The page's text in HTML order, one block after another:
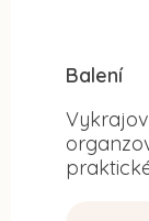
Balení